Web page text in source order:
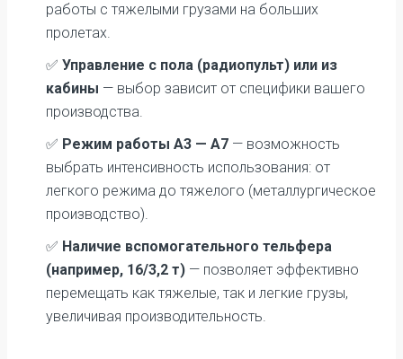
работы с тяжелыми грузами на больших
пролетах.
✅ Управление с пола (радиопульт) или из
кабины — выбор зависит от специфики вашего
производства.
✅ Режим работы А3 — А7 — возможность
выбрать интенсивность использования: от
легкого режима до тяжелого (металлургическое
производство).
✅ Наличие вспомогательного тельфера
(например, 16/3,2 т) — позволяет эффективно
перемещать как тяжелые, так и легкие грузы,
увеличивая производительность.